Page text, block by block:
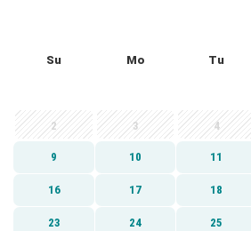
Su Mo Tu
2 3 4
9 10 11
16 17 18
23 24 25